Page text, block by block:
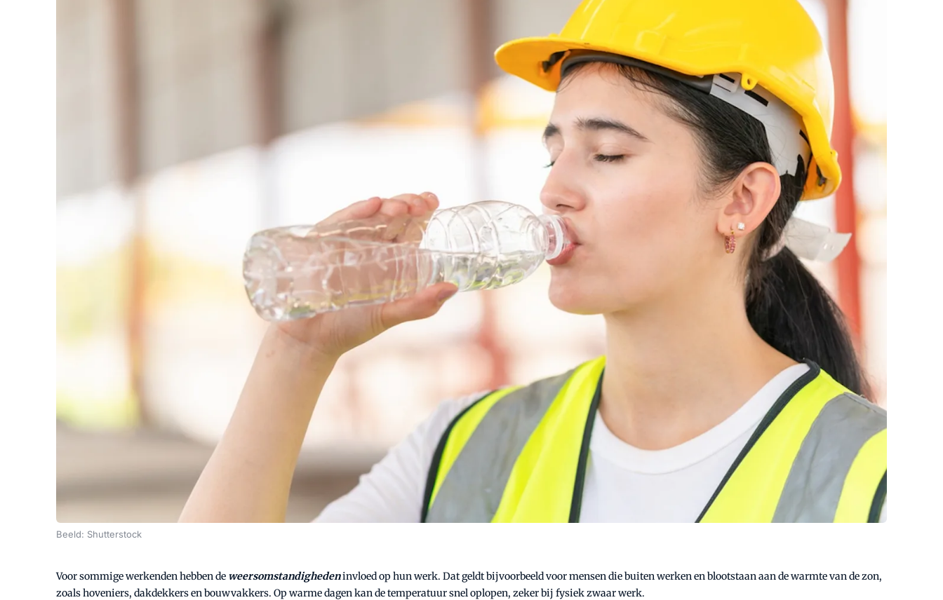
Beeld: Shutterstock
Voor sommige werkenden hebben de weersomstandighedeninvloed op hun werk. Dat geldt bijvoorbeeld voor mensen die buiten werken en blootstaan aan de warmte van de zon,
zoals hoveniers, dakdekkers en bouwvakkers. Op warme dagen kan de temperatuur snel oplopen, zeker bij fysiek zwaar werk.